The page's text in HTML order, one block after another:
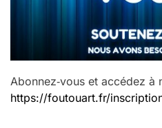
Abonnez‑vous et accédez
https://foutouart.fr/